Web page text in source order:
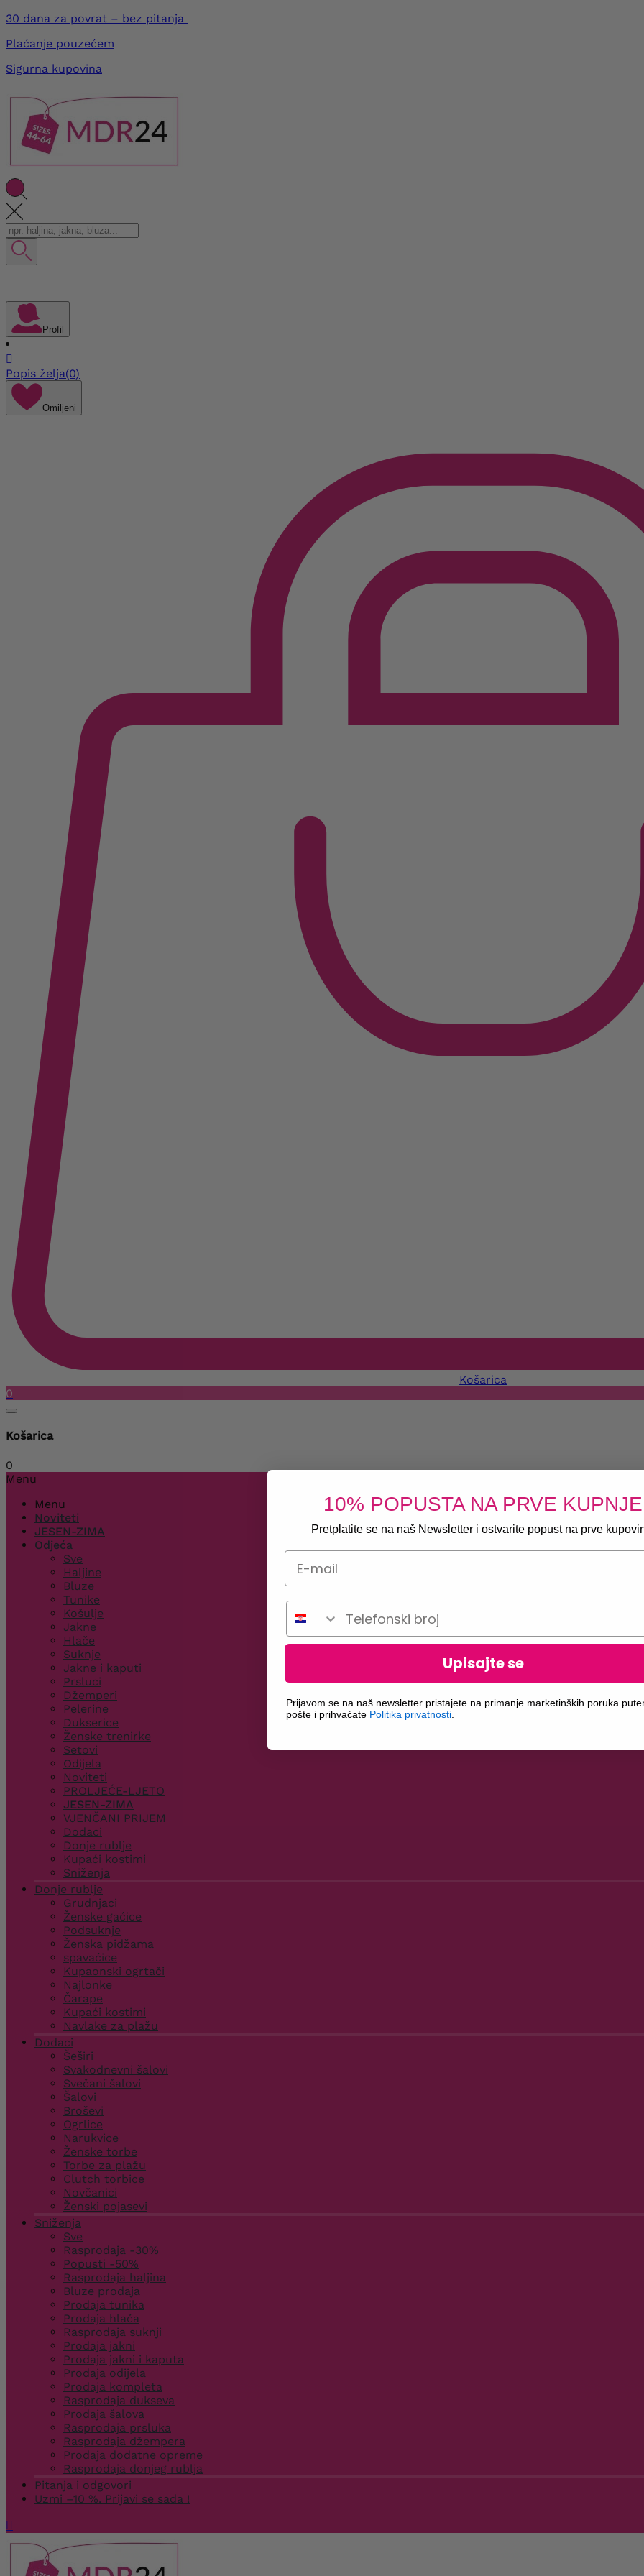
30 dana za povrat – bez pitanja
Plaćanje pouzećem
Sigurna kupovina
Profil

Popis želja(0)
Omiljeni
Košarica
0
Košarica
0
Menu
Menu
Noviteti
JESEN-ZIMA
Odjeća
Sve
Haljine
Bluze
Tunike
Košulje
Jakne
Hlače
Suknje
Jakne i kaputi
Prsluci
Džemperi
Pelerine
Dukserice
Ženske trenirke
Setovi
Odijela
Noviteti
PROLJEĆE-LJETO
JESEN-ZIMA
VJENČANI PRIJEM
Dodaci
Donje rublje
Kupaći kostimi
Sniženja
Donje rublje
Grudnjaci
Ženske gaćice
Podsuknje
Ženska pidžama
spavaćice
Kupaonski ogrtači
Najlonke
Čarape
Kupaći kostimi
Navlake za plažu
Dodaci
Šeširi
Svakodnevni šalovi
Svečani šalovi
Šalovi
Broševi
Ogrlice
Narukvice
Ženske torbe
Torbe za plažu
Clutch torbice
Novčanici
Ženski pojasevi
Sniženja
Sve
Rasprodaja -30%
Popusti -50%
Rasprodaja haljina
Bluze prodaja
Prodaja tunika
Prodaja hlača
Rasprodaja suknji
Prodaja jakni
Prodaja jakni i kaputa
Prodaja odijela
Prodaja kompleta
Rasprodaja dukseva
Prodaja šalova
Rasprodaja prsluka
Rasprodaja džempera
Prodaja dodatne opreme
Rasprodaja donjeg rublja
Pitanja i odgovori
Uzmi –10 %. Prijavi se sada !

10% POPUSTA NA PRVE KUPNJE
Pretplatite se na naš Newsletter i ostvarite popust na prve
Telefonski broj
Upisajte se
Prijavom se na naš newsletter pristajete na primanje marketinških poruka
pošte i prihvaćate Politika privatnosti